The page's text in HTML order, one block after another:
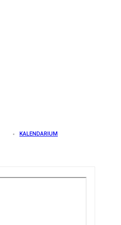
KALENDARIUM